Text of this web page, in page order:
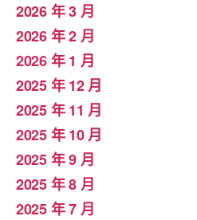
2026 年 3 月
2026 年 2 月
2026 年 1 月
2025 年 12 月
2025 年 11 月
2025 年 10 月
2025 年 9 月
2025 年 8 月
2025 年 7 月